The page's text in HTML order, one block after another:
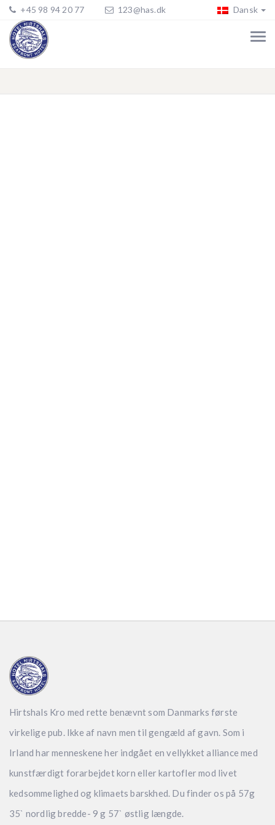
+45 98 94 20 77 123@has.dk Dansk
Hirtshals Kro med rette benævnt som Danmarks første
virkelige pub. Ikke af navn men til gengæld af gavn. Som i
Irland har menneskene her indgået en vellykket alliance med
kunstfærdigt forarbejdet korn eller kartofler mod livet
kedsommelighed og klimaets barskhed. Du finder os på 57g
35` nordlig bredde- 9 g 57` østlig længde.